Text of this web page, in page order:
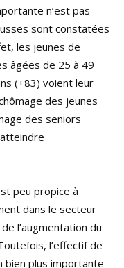
n’est pas
sont constatées
les jeunes de
âgées de 25 à 49
(+83) voient leur
des jeunes
des seniors
peu propice à
dans le secteur
l’augmentation du
l’effectif de
bien plus importante